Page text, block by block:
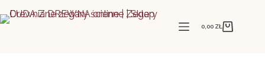
do
Koszyk
0,00 ZŁ